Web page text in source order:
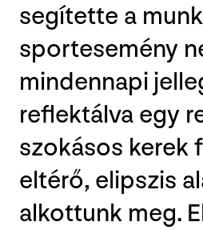
segítette a
sportesemény
mindennapi
reflektálva egy
szokásos kerek
eltérő, elipszis
alkottunk meg.